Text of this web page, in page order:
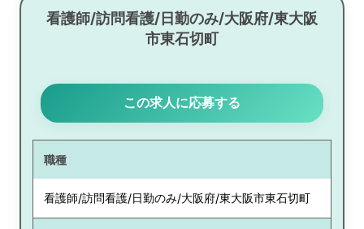
看護師/訪問看護/日勤のみ/大阪府/東大阪
市東石切町
この求人に応募する
職種
看護師/訪問看護/日勤のみ/大阪府/東大阪市東石切町